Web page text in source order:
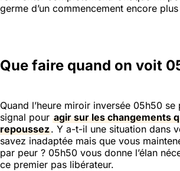
germe d’un commencement encore
Que faire quand on voit
Quand l’heure miroir inversée 05h50 se
signal pour agir sur les changements
repoussez. Y a-t-il une situation dans
savez inadaptée mais que vous
par peur ? 05h50 vous donne l’élan
ce premier pas libérateur.